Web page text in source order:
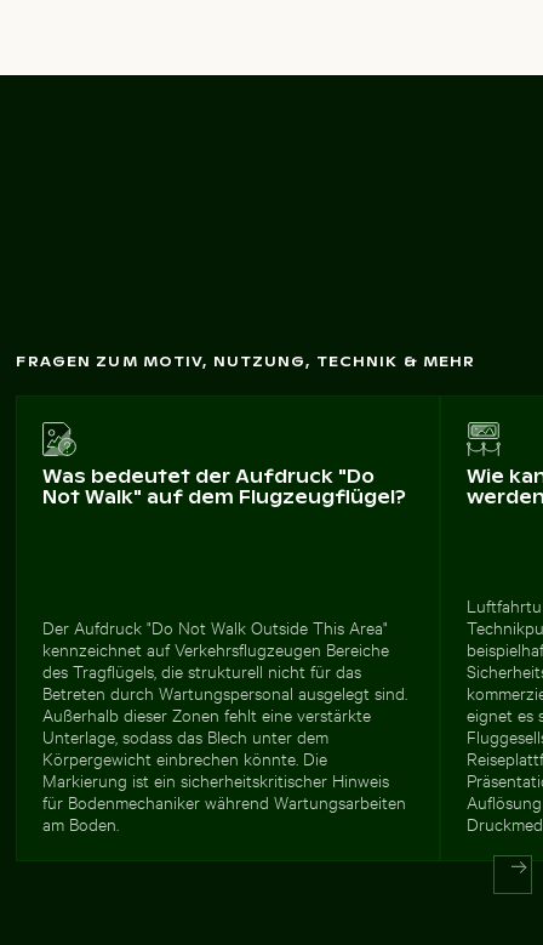
FRAGEN ZUM MOTIV, NUTZUNG, TECHNIK & MEHR
Was bedeutet der Aufdruck "Do
Not Walk" auf dem Flugzeugflügel?
Der Aufdruck "Do Not Walk Outside This Area"
kennzeichnet auf Verkehrsflugzeugen Bereiche
des Tragflügels, die strukturell nicht für das
Betreten durch Wartungspersonal ausgelegt sind.
Außerhalb dieser Zonen fehlt eine verstärkte
Unterlage, sodass das Blech unter dem
Körpergewicht einbrechen könnte. Die
Markierung ist ein sicherheitskritischer Hinweis
für Bodenmechaniker während Wartungsarbeiten
am Boden.
Wie
eignet es